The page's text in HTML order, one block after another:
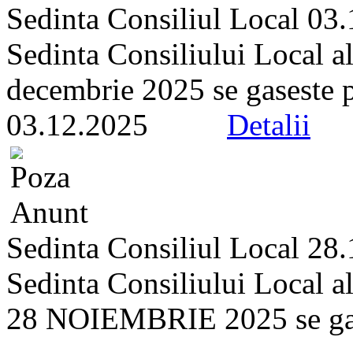
Sedinta Consiliul Local
Sedinta Consiliului Local
decembrie 2025 se
03.12.2025 Detalii
Sedinta Consiliul Local
Sedinta Consiliului Local
28 NOIEMBRIE 2025 se